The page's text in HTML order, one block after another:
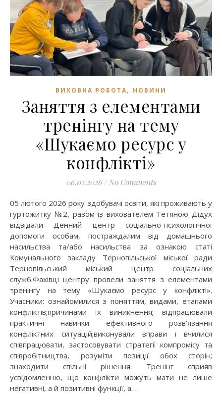
ВИХОВНА РОБОТА, НОВИНИ
Заняття з елементами
тренінгу на тему
«Шукаємо ресурс у
конфлікті»
06.02.2026 / No Comments
05 лютого 2026 року здобувачі освіти, які проживають у
гуртожитку №2, разом із вихователем Тетяною Дідух
відвідали Денний центр соціально-психологічної
допомоги особам, постраждалим від домашнього
насильства та/або насильства за ознакою статі
Комунального закладу Тернопільської міської ради
Тернопільський міський центр соціальних
служб.Фахівці центру провели заняття з елементами
тренінгу на тему «Шукаємо ресурс у конфлікті».
Учасники: ознайомилися з поняттям, видами, етапами
конфліктів;причинами їх виникнення; відпрацювали
практичні навички ефективного розв’язання
конфліктних ситуацій;виконували вправи і вчилися
співпрацювати, застосовувати стратегії компромісу та
співробітництва, розуміти позиції обох сторін;
знаходити спільні рішення. Тренінг сприяв
усвідомленню, що конфлікти можуть мати не лише
негативні, а й позитивні функції, а…